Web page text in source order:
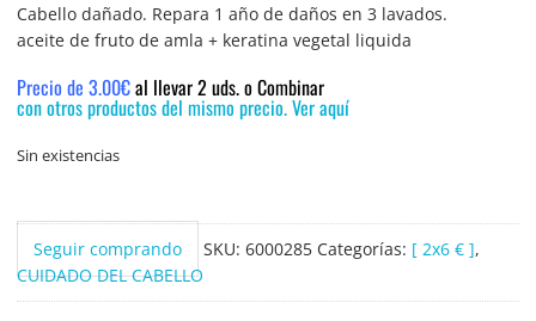
Cabello dañado. Repara 1 año de daños en 3 lavados.
aceite de fruto de amla + keratina vegetal liquida
Precio de 3.00€al llevar 2 uds. o Combinar
con otros productos del mismo precio. Ver aquí
Sin existencias
Seguir comprando SKU: 6000285 Categorías: [ 2x6 € ],
CUIDADO DEL CABELLO